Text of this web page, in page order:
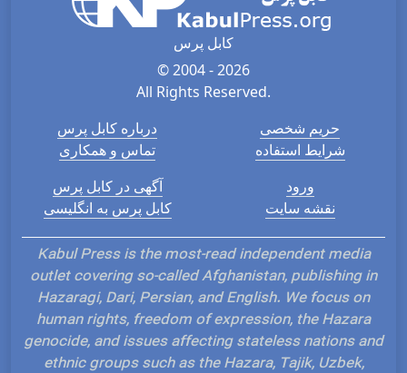
کابل پرس
© 2004 - 2026
All Rights Reserved.
درباره کابل پرس
تماس و همکاری
حریم شخصی
شرایط استفاده
آگهی در کابل پرس
کابل پرس به انگلیسی
ورود
نقشه سایت
Kabul Press is the most-read independent media
outlet covering so-called Afghanistan, publishing in
Hazaragi, Dari, Persian, and English. We focus on
human rights, freedom of expression, the Hazara
genocide, and issues affecting stateless nations and
ethnic groups such as the Hazara, Tajik, Uzbek,